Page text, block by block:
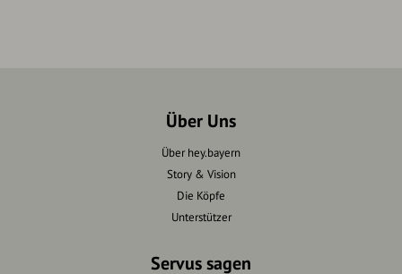
Über Uns
Über hey.bayern
Story & Vision
Die Köpfe
Unterstützer
Servus sagen